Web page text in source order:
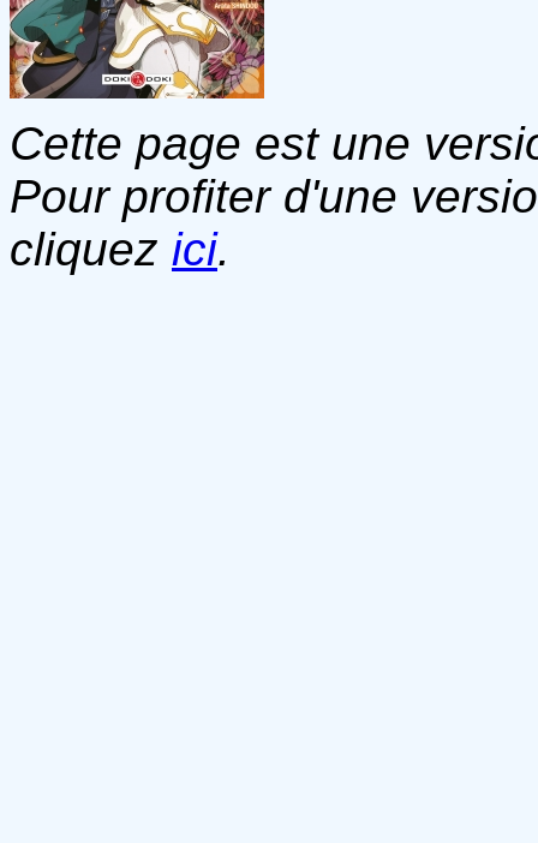
Cette page est une
Pour profiter d'une
cliquez ici.